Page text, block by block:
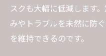
スクも大幅に低減します
みやトラブルを未然に防
を維持できるのです。